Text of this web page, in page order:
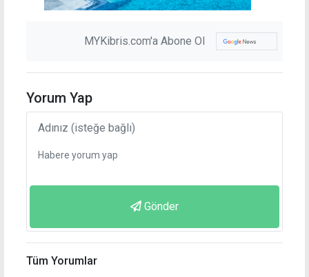
MYKibris.com'a Abone Ol
Yorum Yap
Gönder
Tüm Yorumlar